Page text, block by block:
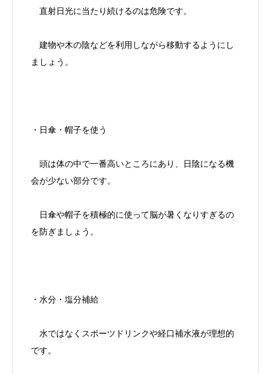
直射日光に当たり続けるのは危険です。
建物や木の陰などを利用しながら移動するようにし
ましょう。
・日傘・帽子を使う
頭は体の中で一番高いところにあり、日陰になる機
会が少ない部分です。
日傘や帽子を積極的に使って脳が暑くなりすぎるの
を防ぎましょう。
・水分・塩分補給
水ではなくスポーツドリンクや経口補水液が理想的
です。